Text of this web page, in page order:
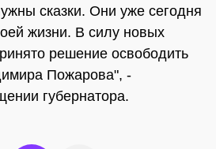
сказки. Они уже сегодня
жизни. В силу новых
решение освободить
Пожарова", -
губернатора.